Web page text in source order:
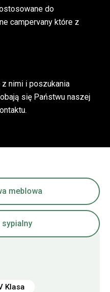
do
campervany które z
z nimi i poszukania
się Państwu naszej
meblowa
sypialny
Klasa